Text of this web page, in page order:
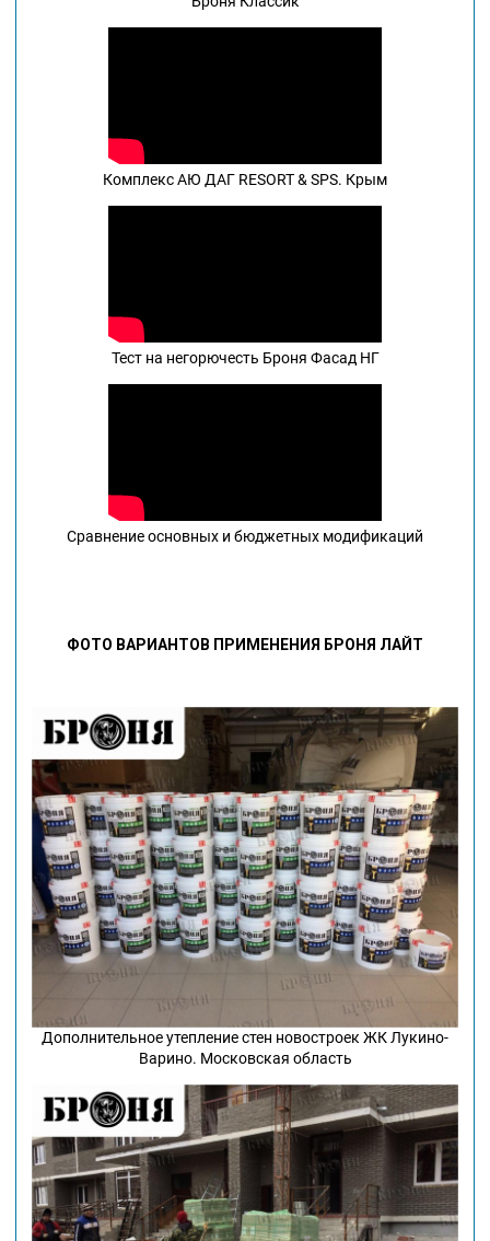
Комплекс АЮ ДАГ RESORT & SPS. Крым
Тест на негорючесть Броня Фасад НГ
Сравнение основных и бюджетных модификаций
ФОТО ВАРИАНТОВ ПРИМЕНЕНИЯ БРОНЯ ЛАЙТ
Дополнительное утепление стен новостроек ЖК Лукино-
Варино. Московская область